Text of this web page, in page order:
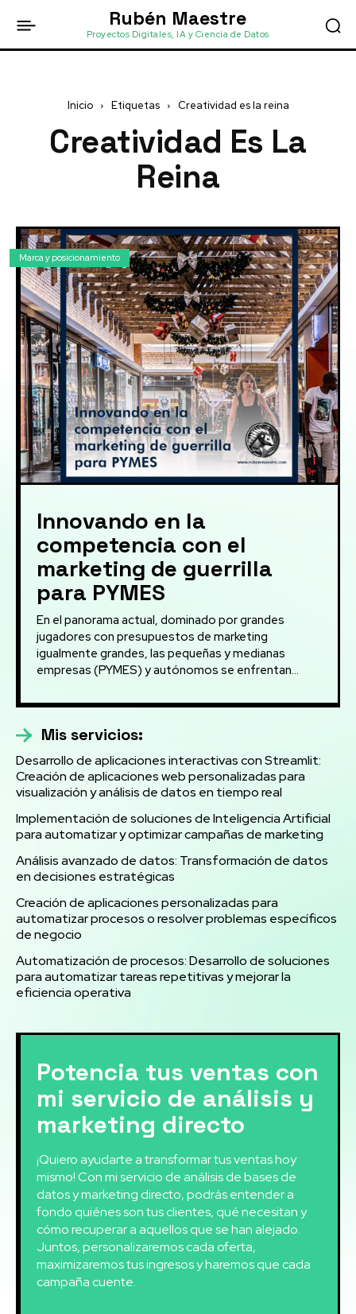
Rubén Maestre
Proyectos Digitales, IA y Ciencia de Datos
Inicio Etiquetas Creatividad es la reina
Creatividad Es La
Reina
Marca y posicionamiento
Innovando en la
competencia con el
marketing de guerrilla
para PYMES
En el panorama actual, dominado por grandes
jugadores con presupuestos de marketing
igualmente grandes, las pequeñas y medianas
empresas (PYMES) y autónomos se enfrentan...
Mis servicios:
Desarrollo de aplicaciones interactivas con Streamlit:
Creación de aplicaciones web personalizadas para
visualización y análisis de datos en tiempo real
Implementación de soluciones de Inteligencia Artificial
para automatizar y optimizar campañas de marketing
Análisis avanzado de datos: Transformación de datos
en decisiones estratégicas
Creación de aplicaciones personalizadas para
automatizar procesos o resolver problemas específicos
de negocio
Automatización de procesos: Desarrollo de soluciones
para automatizar tareas repetitivas y mejorar la
eficiencia operativa
Potencia tus ventas con
mi servicio de análisis y
marketing directo
¡Quiero ayudarte a transformar tus ventas hoy
mismo! Con mi servicio de análisis de bases de
datos y marketing directo, podrás entender a
fondo quiénes son tus clientes, qué necesitan y
cómo recuperar a aquellos que se han alejado.
Juntos, personalizaremos cada oferta,
maximizaremos tus ingresos y haremos que cada
campaña cuente.